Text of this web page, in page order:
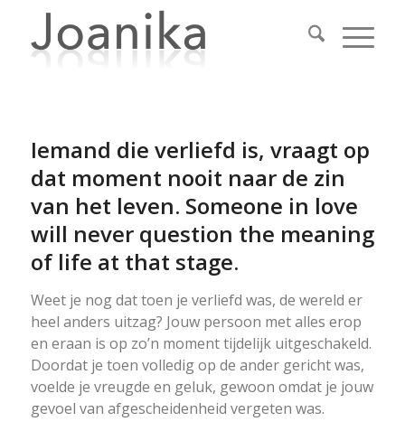
Iemand die verliefd is, vraagt op
dat moment nooit naar de zin
van het leven. Someone in love
will never question the meaning
of life at that stage.
Weet je nog dat toen je verliefd was, de wereld er
heel anders uitzag? Jouw persoon met alles erop
en eraan is op zo’n moment tijdelijk uitgeschakeld.
Doordat je toen volledig op de ander gericht was,
voelde je vreugde en geluk, gewoon omdat je jouw
gevoel van afgescheidenheid vergeten was.